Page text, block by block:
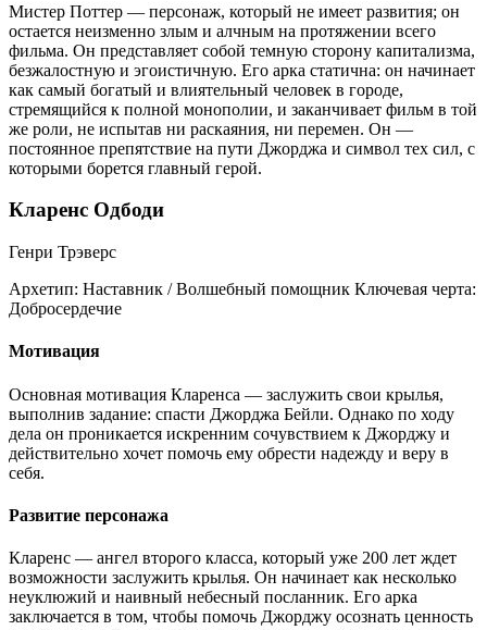
Мистер Поттер — персонаж, который не имеет развития; он
остается неизменно злым и алчным на протяжении всего
фильма. Он представляет собой темную сторону капитализма,
безжалостную и эгоистичную. Его арка статична: он начинает
как самый богатый и влиятельный человек в городе,
стремящийся к полной монополии, и заканчивает фильм в той
же роли, не испытав ни раскаяния, ни перемен. Он —
постоянное препятствие на пути Джорджа и символ тех сил, с
которыми борется главный герой.
Кларенс Одбоди
Генри Трэверс
Архетип: Наставник / Волшебный помощник Ключевая черта:
Добросердечие
Мотивация
Основная мотивация Кларенса — заслужить свои крылья,
выполнив задание: спасти Джорджа Бейли. Однако по ходу
дела он проникается искренним сочувствием к Джорджу и
действительно хочет помочь ему обрести надежду и веру в
себя.
Развитие персонажа
Кларенс — ангел второго класса, который уже 200 лет ждет
возможности заслужить крылья. Он начинает как несколько
неуклюжий и наивный небесный посланник. Его арка
заключается в том, чтобы помочь Джорджу осознать ценность